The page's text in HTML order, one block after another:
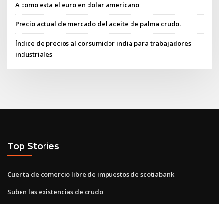
A como esta el euro en dolar americano
Precio actual de mercado del aceite de palma crudo.
Índice de precios al consumidor india para trabajadores
industriales
Top Stories
Cuenta de comercio libre de impuestos de scotiabank
Suben las existencias de crudo